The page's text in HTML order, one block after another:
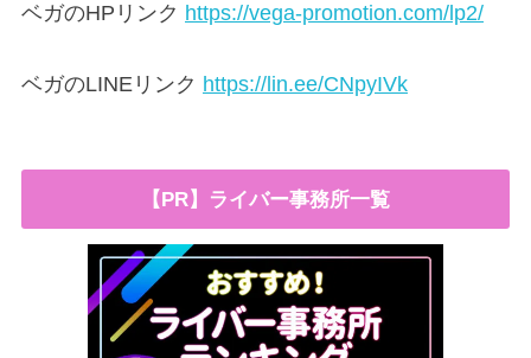
ベガのHPリンク https://vega-promotion.com/lp2/
ベガのLINEリンク https://lin.ee/CNpyIVk
【PR】ライバー事務所一覧